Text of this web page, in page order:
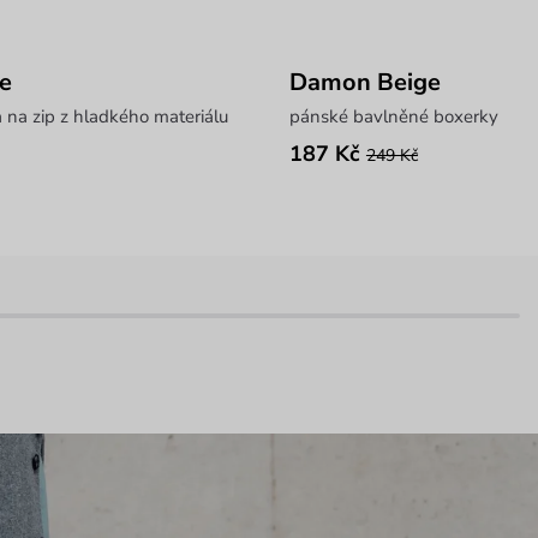
zip z hladkého materiálu
Damon Beige
pánské bavlněné boxerky
187 Kč 249 Kč